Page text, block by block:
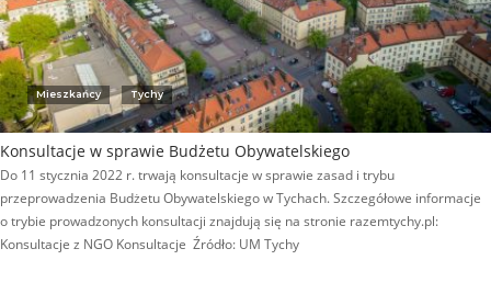
Mieszkańcy Tychy
Konsultacje w sprawie Budżetu Obywatelskiego
Do 11 stycznia 2022 r. trwają konsultacje w sprawie zasad i trybu
przeprowadzenia Budżetu Obywatelskiego w Tychach. Szczegółowe informacje
o trybie prowadzonych konsultacji znajdują się na stronie razemtychy.pl:
Konsultacje z NGO Konsultacje Źródło: UM Tychy